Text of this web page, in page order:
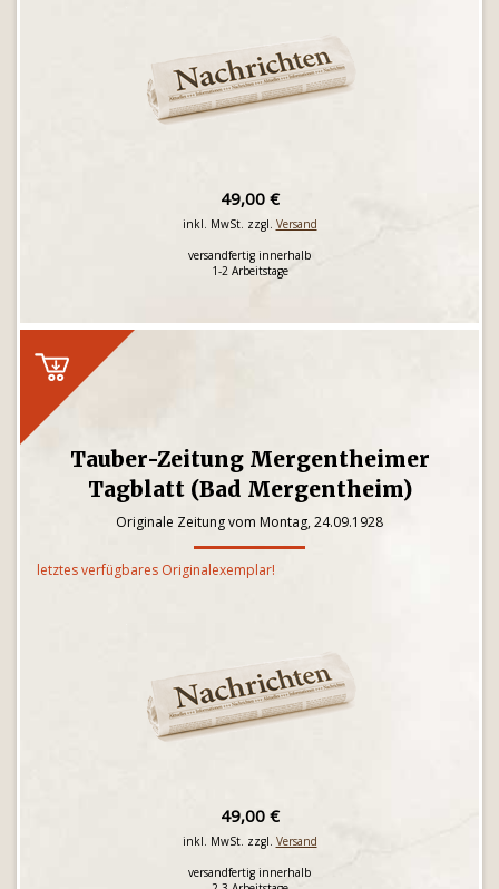
49,00 €
inkl. MwSt. zzgl. Versand
versandfertig innerhalb
1-2 Arbeitstage
Tauber-Zeitung Mergentheimer
Tagblatt (Bad Mergentheim)
Originale Zeitung vom Montag, 24.09.1928
letztes verfügbares Originalexemplar!
49,00 €
inkl. MwSt. zzgl. Versand
versandfertig innerhalb